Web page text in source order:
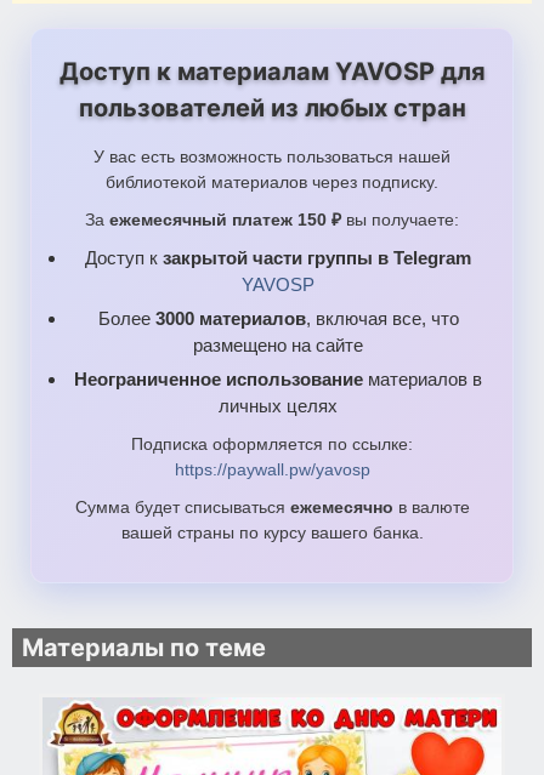
Доступ к материалам YAVOSP для
пользователей из любых стран
У вас есть возможность пользоваться нашей
библиотекой материалов через подписку.
За ежемесячный платеж 150 ₽ вы получаете:
Доступ к закрытой части группы в Telegram
YAVOSP
Более 3000 материалов, включая все, что
размещено на сайте
Неограниченное использование материалов в
личных целях
Подписка оформляется по ссылке:
https://paywall.pw/yavosp
Сумма будет списываться ежемесячно в валюте
вашей страны по курсу вашего банка.
Материалы по теме